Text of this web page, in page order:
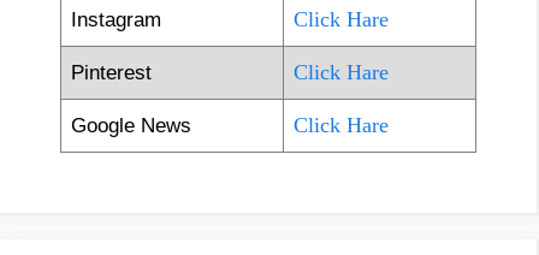
Instagram Click Hare
Pinterest Click Hare
Google News Click Hare